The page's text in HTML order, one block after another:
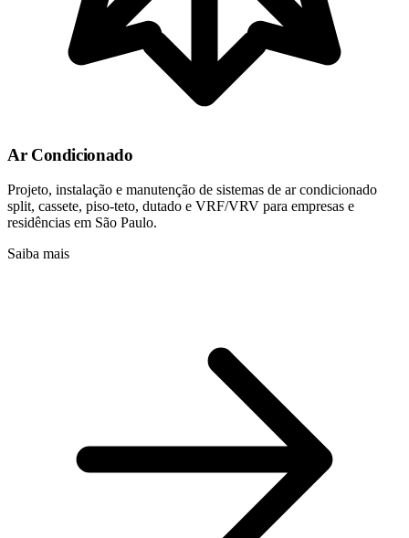
Ar Condicionado
Projeto, instalação e manutenção de sistemas de ar condicionado
split, cassete, piso-teto, dutado e VRF/VRV para empresas e
residências em São Paulo.
Saiba mais